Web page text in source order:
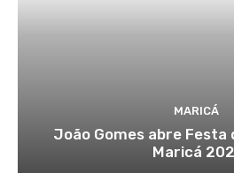
MARICÁ
João Gomes abre Festa
Maricá